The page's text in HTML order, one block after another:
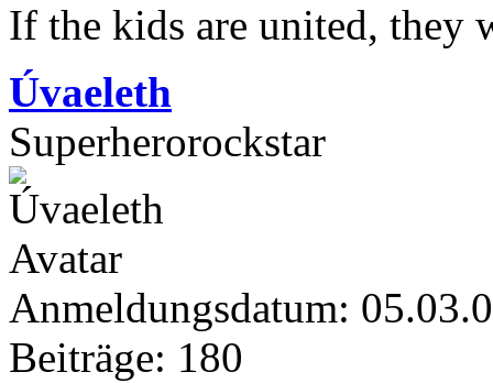
If the kids are united, they
Úvaeleth
Superherorockstar
Anmeldungsdatum:
Beiträge: 180